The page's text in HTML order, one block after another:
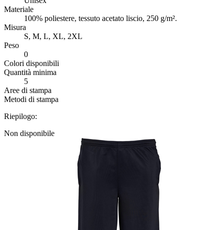
Materiale
100% poliestere, tessuto acetato liscio, 250 g/m².
Misura
S, M, L, XL, 2XL
Peso
0
Colori disponibili
Quantità minima
5
Aree di stampa
Metodi di stampa
Riepilogo:
Non disponibile